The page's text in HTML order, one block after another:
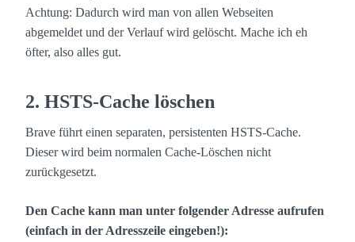
Achtung: Dadurch wird man von allen Webseiten
abgemeldet und der Verlauf wird gelöscht. Mache ich eh
öfter, also alles gut.
2. HSTS-Cache löschen
Brave führt einen separaten, persistenten HSTS-Cache.
Dieser wird beim normalen Cache-Löschen nicht
zurückgesetzt.
Den Cache kann man unter folgender Adresse aufrufen
(einfach in der Adresszeile eingeben!):